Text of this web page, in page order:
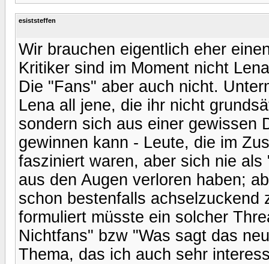
esiststeffen
Wir brauchen eigentlich eher
Kritiker sind im Moment nicht
Die "Fans" aber auch nicht.
Lena all jene, die ihr nicht
sondern sich aus einer gewissen
gewinnen kann - Leute, die im
fasziniert waren, aber sich nie
aus den Augen verloren haben;
schon bestenfalls achselzuckend
formuliert müsste ein solcher
Nichtfans" bzw "Was sagt das
Thema, das ich auch sehr